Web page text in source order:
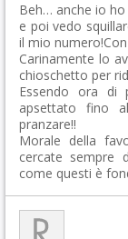
Beh… anche io ho
e poi vedo
il mio
Carinamente lo
chioschetto per
Essendo ora di
apsettato fino
pranzare!!
Morale della
cercate sempre
come questi è